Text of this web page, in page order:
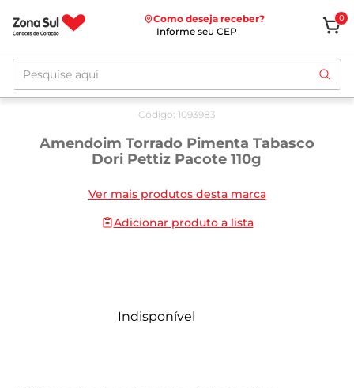
Como deseja receber?
Informe seu CEP
0
Pesquise aqui
Código: 1093983
Amendoim Torrado Pimenta Tabasco
Dori Pettiz Pacote 110g
Ver mais produtos desta marca
Adicionar produto a lista
Indisponível